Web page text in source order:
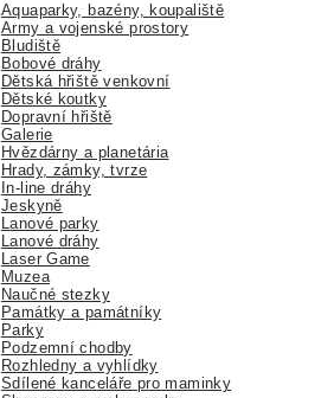
Aquaparky, bazény, koupaliště
Army a vojenské prostory
Bludiště
Bobové dráhy
Dětská hřiště venkovní
Dětské koutky
Dopravní hřiště
Galerie
Hvězdárny a planetária
Hrady, zámky, tvrze
In-line dráhy
Jeskyně
Lanové parky
Lanové dráhy
Laser Game
Muzea
Naučné stezky
Památky a památníky
Parky
Podzemní chodby
Rozhledny a vyhlídky
Sdílené kanceláře pro maminky